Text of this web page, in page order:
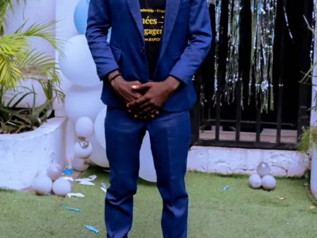
https://leparadishaitien.ht/,
https://beltike.com/ et bien d’autres
encore, témoignent de son talent
exceptionnel pour combiner esthétique et
fonctionnalité de manière harmonieuse. La
clé de la réussite d’Appolon réside dans
sa capacité à fusionner l’art et la
technologie. Avant de devenir un
informaticien accompli, il était déjà un
artiste peintre, un musicien professionnel et
un infographiste. Cette diversité de talents
lui confère une créativité hors du commun,
lui permettant d’imaginer des interfaces
uniques et mémorables. Mais Appolon ne
se contente pas de créer des sites web